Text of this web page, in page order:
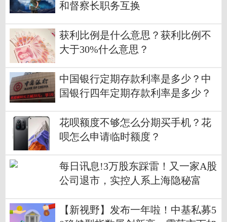
和督察长职务互换
获利比例是什么意思？获利比例不
大于30%什么意思？
中国银行定期存款利率是多少？中
国银行四年定期存款利率是多少？
花呗额度不够怎么分期买手机？花
呗怎么申请临时额度？
每日讯息!3万股东踩雷！又一家A股
公司退市，实控人系上海隐秘富
增至43家
【新视野】发布一年啦！中基私募5